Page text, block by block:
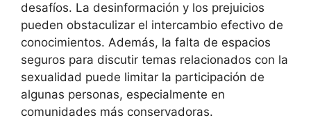
desafíos. La desinformación y los prejuicios
pueden obstaculizar el intercambio efectivo de
conocimientos. Además, la falta de espacios
seguros para discutir temas relacionados con la
sexualidad puede limitar la participación de
algunas personas, especialmente en
comunidades más conservadoras.